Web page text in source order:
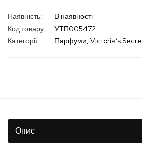
В наявності
Код товару
УТП005472
Категорії:
Парфуми Victoria’s
Опис